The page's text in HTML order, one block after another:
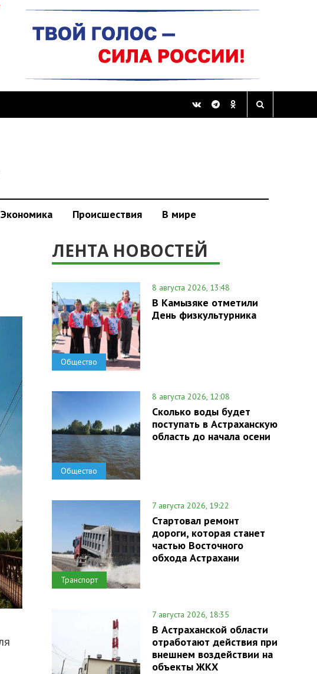
Экономика Происшествия В мире
ЛЕНТА НОВОСТЕЙ
Общество
8 августа 2026, 13:48
В Камызяке отметили
День физкультурника
Общество
8 августа 2026, 12:08
Сколько воды будет
поступать в Астраханскую
область до начала осени
Транспорт
7 августа 2026, 19:22
Стартовал ремонт
дороги, которая станет
частью Восточного
обхода Астрахани
7 августа 2026, 18:35
В Астраханской области
отработают действия при
внешнем воздействии на
объекты ЖКХ